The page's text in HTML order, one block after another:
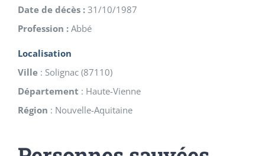
Date de décès : 31/10/1987
Profession : Abbé
Localisation
Ville : Solignac (87110)
Département : Haute-Vienne
Région : Nouvelle-Aquitaine